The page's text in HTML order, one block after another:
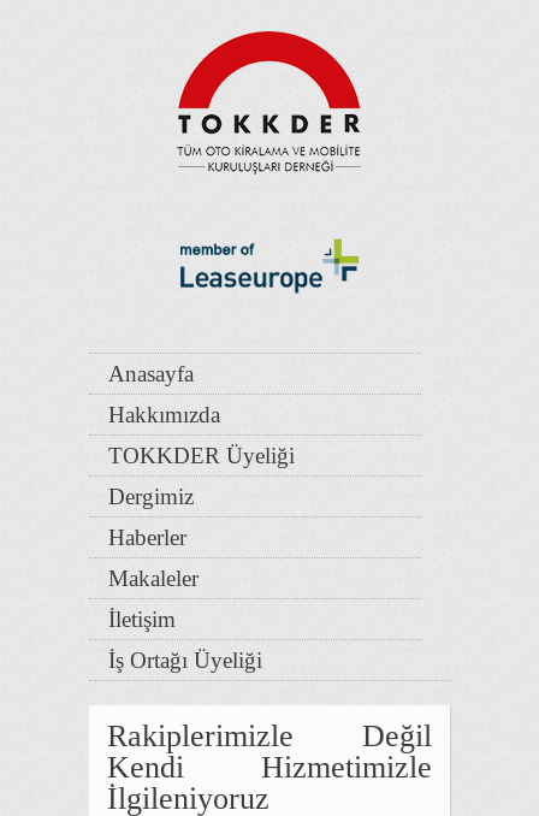
Anasayfa
Hakkımızda
TOKKDER Üyeliği
Dergimiz
Haberler
Makaleler
İletişim
İş Ortağı Üyeliği
Rakiplerimizle Değil
Kendi Hizmetimizle
İlgileniyoruz